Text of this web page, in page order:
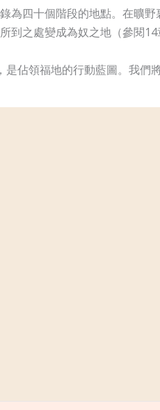
為四十個階段的地點。在曠
到之處變成為奴之地（參閱
是佔領福地的行動藍圖。我們